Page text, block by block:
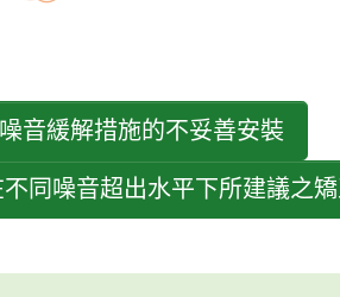
音緩解措施的不妥善安裝
同噪音超出水平下所建議之